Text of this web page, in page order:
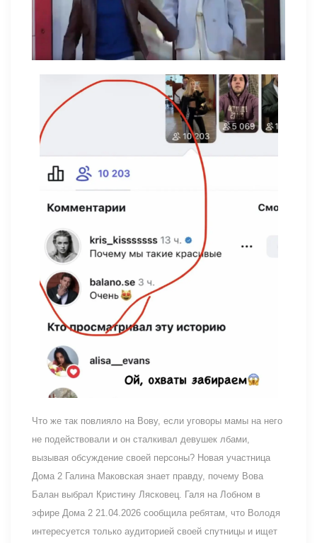
Что же так повлияло на Вову, если уговоры мамы на него
не подействовали и он сталкивал девушек лбами,
вызывая обсуждение своей персоны? Новая участница
Дома 2 Галина Маковская знает правду, почему Вова
Балан выбрал Кристину Лясковец. Галя на Лобном в
эфире Дома 2 21.04.2026 сообщила ребятам, что Володя
интересуется только аудиторией своей спутницы и ищет